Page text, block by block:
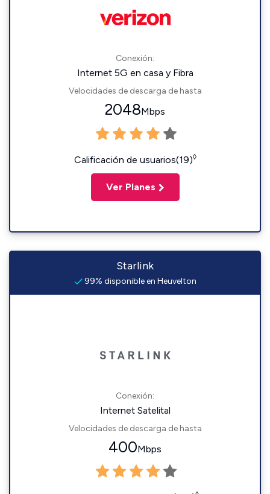
Conexión:
Internet 5G en casa y Fibra
Velocidades de descarga de hasta
2048Mbps
Calificación de usuarios(19)◊
Ver Planes
Starlink
99% disponible en Heuvelton
Conexión:
Internet Satelital
Velocidades de descarga de hasta
400Mbps